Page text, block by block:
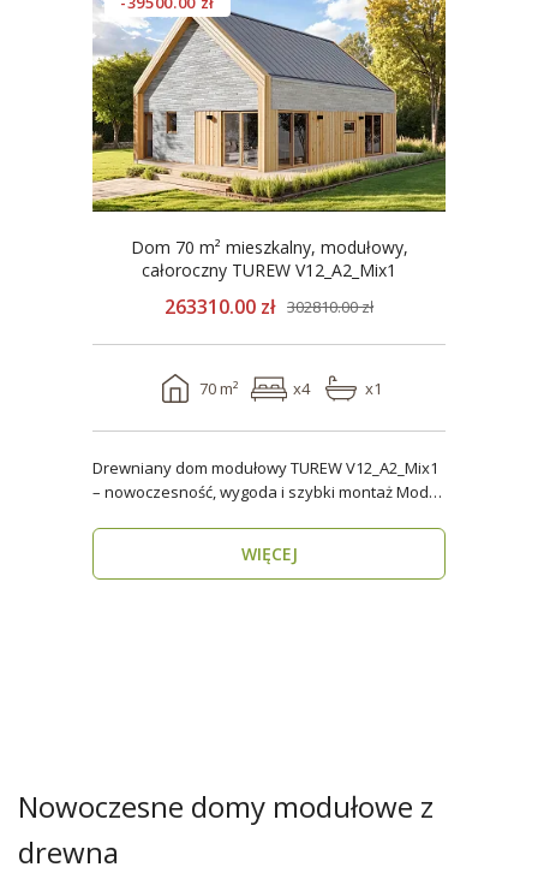
Dom 70 m² mieszkalny, modułowy,
całoroczny TUREW V12_A2_Mix1
263310.00 zł 302810.00 zł
70 m² x4 x1
Drewniany dom modułowy TUREW V12_A2_Mix1
– nowoczesność, wygoda i szybki montaż Model
WIĘCEJ
Nowoczesne domy modułowe z
drewna